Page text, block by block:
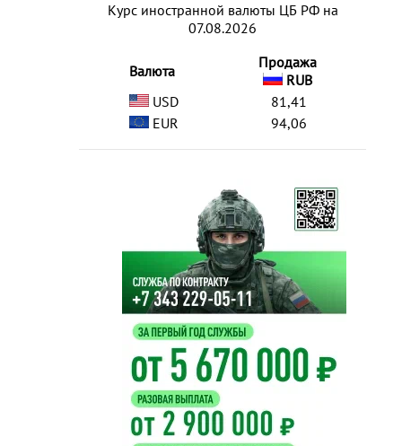
Курс иностранной валюты ЦБ РФ на
07.08.2026
Валюта
Продажа
RUB
USD
81,41
EUR
94,06